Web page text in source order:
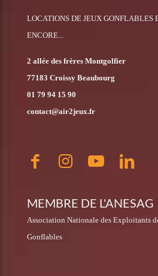
LOCATIONS DE JEUX GONFLABLES
ENCORE...
2 allée des frères Montgolfier
77183 Croissy Beaubourg
01 79 94 15 90
contact@air2jeux.fr
MEMBRE DE L'ANESAG
Association Nationale des Exploitants
Gonflables